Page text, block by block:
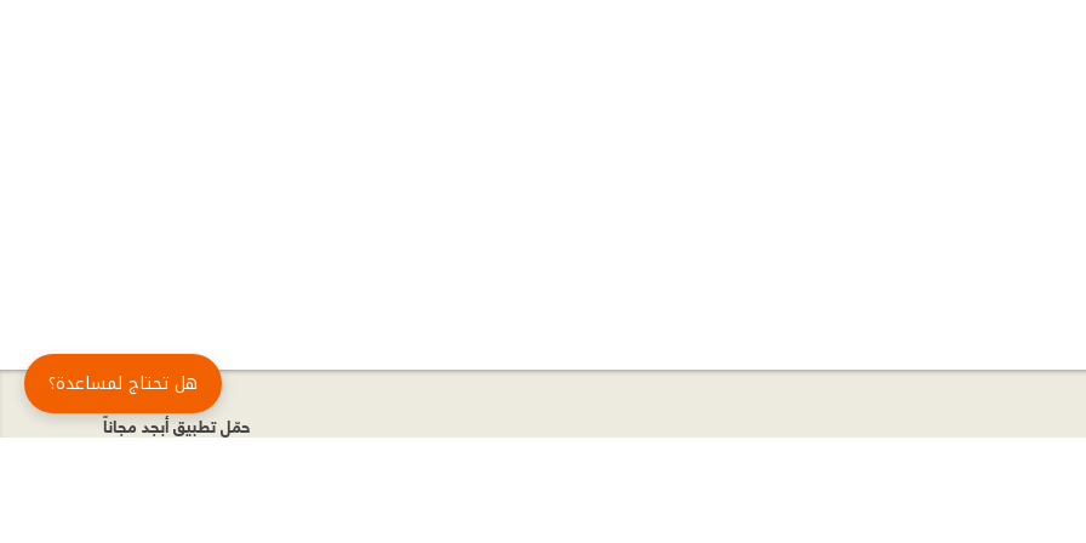
حمّل تطبيق أبجد مجاناً
هل تحتاج لمساعدة؟